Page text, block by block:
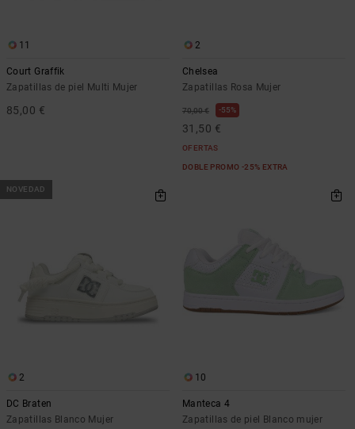
11
Court Graffik
Zapatillas de piel Multi Mujer
85,00 €
2
Chelsea
Zapatillas Rosa Mujer
70,00 € 55%
31,50 €
OFERTAS
DOBLE PROMO -25% EXTRA
NOVEDAD
2
DC Braten
Zapatillas Blanco Mujer
10
Manteca 4
Zapatillas de piel Blanco mujer